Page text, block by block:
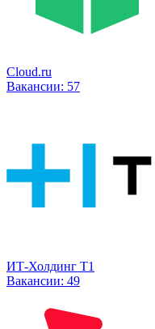
Cloud.ru
Вакансии: 57
ИТ-Холдинг Т1
Вакансии: 49